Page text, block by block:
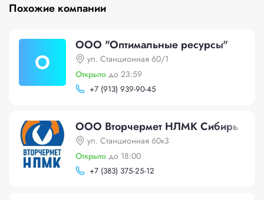
Похожие компании
О
ООО "Оптимальные ресурсы"
ул. Станционная 60/1
Открыто до 23:59
+7 (913) 939-90-45
ООО Вторчермет НЛМК Сибирь
ул. Станционная 60к3
Открыто до 18:00
+7 (383) 375-25-12